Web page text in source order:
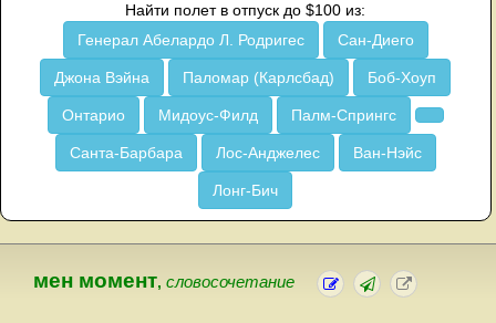
Найти полет в отпуск до $100 из:
Генерал Абелардо Л. Родригес
Сан-Диего
Джона Вэйна Паломар (Карлсбад) Боб-Хоуп
Онтарио Мидоус-Филд Палм-Спрингс
Санта-Барбара Лос-Анджелес Ван-Нэйс
Лонг-Бич
мен момент, словосочетание